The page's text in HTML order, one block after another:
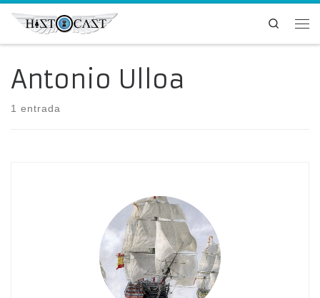
Saltar al contenido
Search
Antonio Ulloa
1 entrada